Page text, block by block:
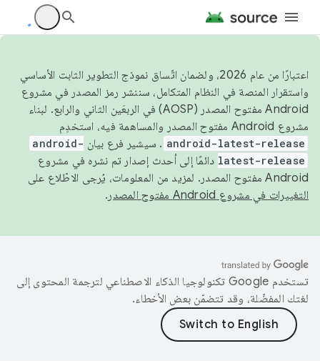
اعتبارًا من عام 2026، ولضمان اتّساق نموذج التطوير الثابت الأساسي
واستقرار المنصة في النظام المتكامل، سننشر رمز المصدر في مشروع
Android مفتوح المصدر (AOSP) في الربعَين الثاني والرابع. لبناء
مشروع Android مفتوح المصدر والمساهمة فيه، استخدِم
android-latest-release . سيشير فرع بيان android-
latest-release دائمًا إلى أحدث إصدار تم نشره في مشروع
Android مفتوح المصدر. لمزيد من المعلومات، يُرجى الاطّلاع على
التغييرات في مشروع Android مفتوح المصدر
.
تستخدم Google تكنولوجيا الذكاء الاصطناعي لترجمة المحتوى إلى
لغتك المفضّلة، وقد تتضمّن بعض الأخطاء.